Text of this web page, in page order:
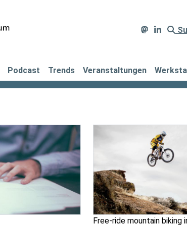
Podcast Trends Veranstaltungen
Free-ride mountain biking